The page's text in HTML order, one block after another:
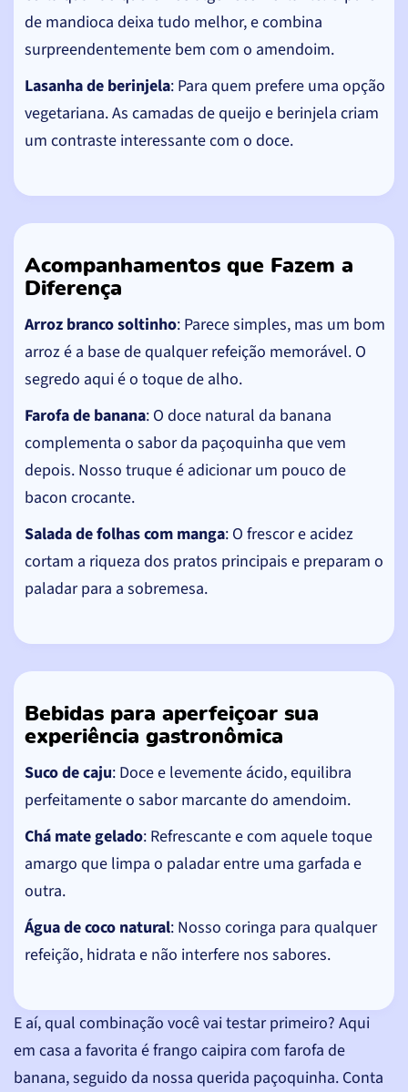
de mandioca deixa tudo melhor, e combina
surpreendentemente bem com o amendoim.
Lasanha de berinjela: Para quem prefere uma opção
vegetariana. As camadas de queijo e berinjela criam
um contraste interessante com o doce.
Acompanhamentos que Fazem a
Diferença
Arroz branco soltinho: Parece simples, mas um bom
arroz é a base de qualquer refeição memorável. O
segredo aqui é o toque de alho.
Farofa de banana: O doce natural da banana
complementa o sabor da paçoquinha que vem
depois. Nosso truque é adicionar um pouco de
bacon crocante.
Salada de folhas com manga: O frescor e acidez
cortam a riqueza dos pratos principais e preparam o
paladar para a sobremesa.
Bebidas para aperfeiçoar sua
experiência gastronômica
Suco de caju: Doce e levemente ácido, equilibra
perfeitamente o sabor marcante do amendoim.
Chá mate gelado: Refrescante e com aquele toque
amargo que limpa o paladar entre uma garfada e
outra.
Água de coco natural: Nosso coringa para qualquer
refeição, hidrata e não interfere nos sabores.
E aí, qual combinação você vai testar primeiro? Aqui
em casa a favorita é frango caipira com farofa de
banana, seguido da nossa querida paçoquinha. Conta